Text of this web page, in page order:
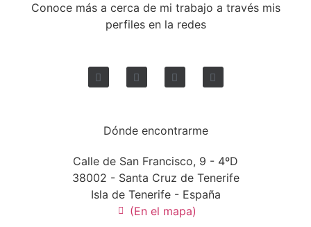
Conoce más a cerca de mi trabajo a través mis
perfiles en la redes
Dónde encontrarme
Calle de San Francisco, 9 - 4ºD
38002 - Santa Cruz de Tenerife
Isla de Tenerife - España
(En el mapa)